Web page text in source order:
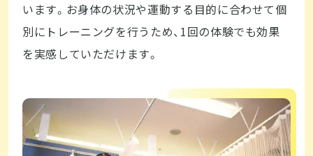
います。お身体の状況や運動する目的に合わせて個
別にトレーニングを行うため、1回の体験でも効果
を実感していただけます。